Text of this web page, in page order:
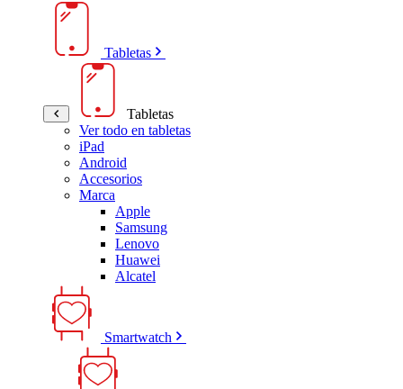
Tabletas
Tabletas
Ver todo en tabletas
iPad
Android
Accesorios
Marca
Apple
Samsung
Lenovo
Huawei
Alcatel
Smartwatch